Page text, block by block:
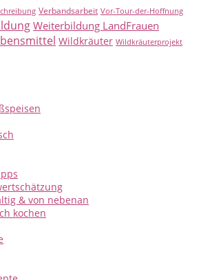
Verbandsarbeit Vor-Tour-der-Hoffnung
Weiterbildung LandFrauen
Wildkräuter Wildkräuterprojekt
& von nebenan
kochen